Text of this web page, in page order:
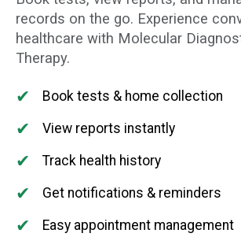
records on the go. Experience
healthcare with Molecular
Therapy.
✔ Book tests & home collection
✔ View reports instantly
✔ Track health history
✔ Get notifications & reminders
✔ Easy appointment management